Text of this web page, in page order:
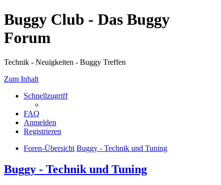
Buggy Club - Das Buggy
Forum
Technik - Neuigkeiten - Buggy Treffen
Zum Inhalt
Schnellzugriff
FAQ
Anmelden
Registrieren
Foren-Übersicht Buggy - Technik und Tuning
Buggy - Technik und Tuning